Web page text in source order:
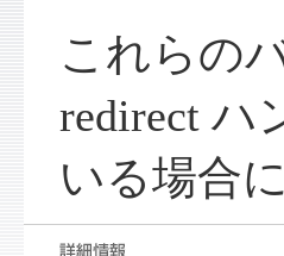
これらの
redirect ハ
いる場合